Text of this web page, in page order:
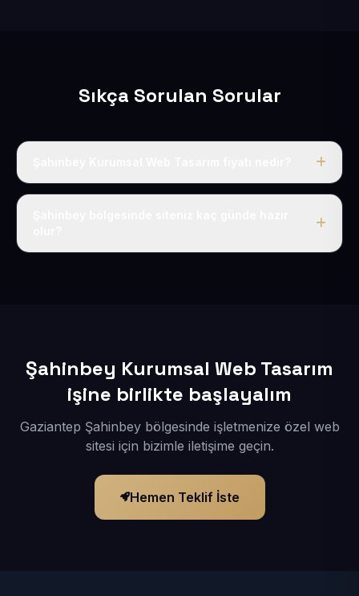
Sıkça Sorulan Sorular
Tek fiyat uygulanır: yıllık 50 USD + KDV. Bu bedele alan
Şahinbey Kurumsal Web Tasarım
işine birlikte başlayalım
Gaziantep Şahinbey bölgesinde işletmenize özel web
sitesi için bizimle iletişime geçin.
Hemen Teklif İste